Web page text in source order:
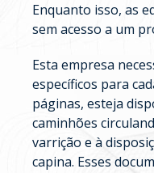
Enquanto isso, as
sem acesso a um
Esta empresa
específicos para
páginas, esteja
caminhões
varrição e à
capina. Esses